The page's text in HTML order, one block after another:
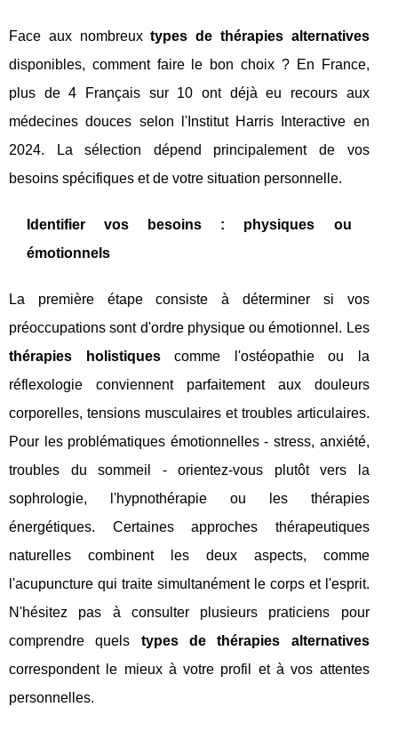
Face aux nombreuxtypes de thérapies alternatives
disponibles, comment faire le bon choix ? En France,
plus de 4 Français sur 10 ont déjà eu recours aux
médecines douces selon l'Institut Harris Interactive en
2024. La sélection dépend principalement de vos
besoins spécifiques et de votre situation personnelle.
Identifier vos besoins : physiques ou
émotionnels
La première étape consiste à déterminer si vos
préoccupations sont d'ordre physique ou émotionnel. Les
thérapies holistiquescomme l'ostéopathie ou la
réflexologie conviennent parfaitement aux douleurs
corporelles, tensions musculaires et troubles articulaires.
Pour les problématiques émotionnelles - stress, anxiété,
troubles du sommeil - orientez-vous plutôt vers la
sophrologie, l'hypnothérapie ou les thérapies
énergétiques. Certaines approches thérapeutiques
naturelles combinent les deux aspects, comme
l'acupuncture qui traite simultanément le corps et l'esprit.
N'hésitez pas à consulter plusieurs praticiens pour
comprendre quels types de thérapies alternatives
correspondent le mieux à votre profil et à vos attentes
personnelles.